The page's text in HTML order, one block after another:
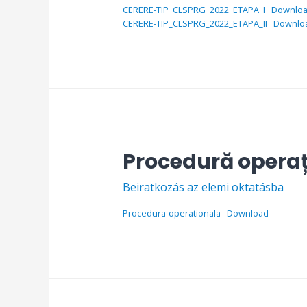
CERERE-TIP_CLSPRG_2022_ETAPA_I
CERERE-TIP_CLSPRG_2022_ETAPA_II
Procedură
Beiratkozás az elemi oktatásba
Procedura-operationala Download